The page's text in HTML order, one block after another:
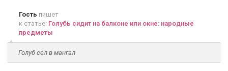
Гость пишет
к статье: Голубь сидит на балконе или окне: народные
предметы
Голуб сел в мангал